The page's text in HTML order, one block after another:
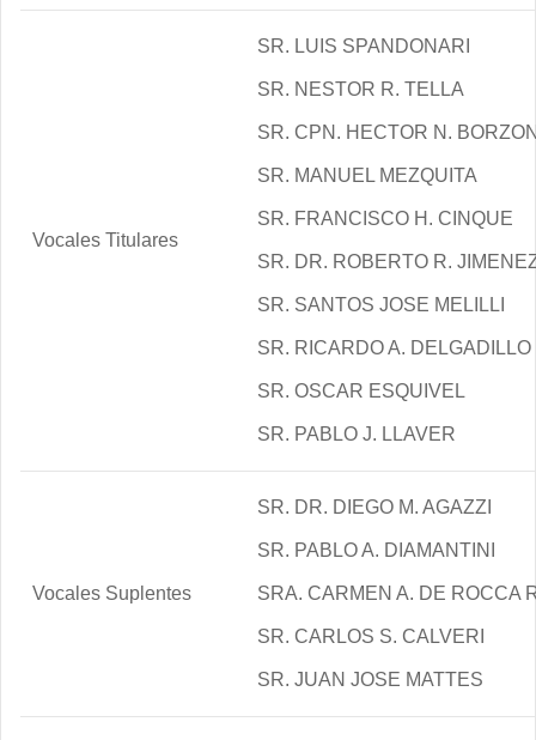
Vocales Titulares
SR. LUIS SPANDONARI
SR. NESTOR R. TELLA
SR. CPN. HECTOR N.
SR. MANUEL MEZQUITA
SR. FRANCISCO H. CINQUE
SR. DR. ROBERTO R.
SR. SANTOS JOSE MELILLI
SR. RICARDO A. DELGADILLO
SR. OSCAR ESQUIVEL
SR. PABLO J. LLAVER
Vocales Suplentes
SR. DR. DIEGO M. AGAZZI
SR. PABLO A. DIAMANTINI
SRA. CARMEN A. DE ROCCA
SR. CARLOS S. CALVERI
SR. JUAN JOSE MATTES